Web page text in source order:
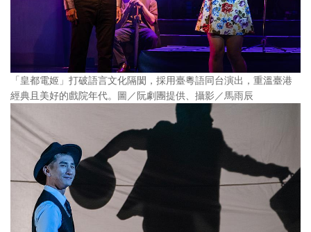
「皇都電姬」打破語言文化隔閡，採用臺粵語同台演出，重溫臺港
經典且美好的戲院年代。圖／阮劇團提供、攝影／馬雨辰